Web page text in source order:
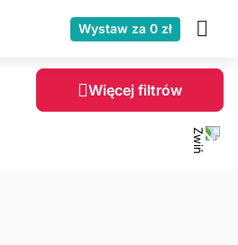
Wystaw za 0 zł
Więcej filtrów